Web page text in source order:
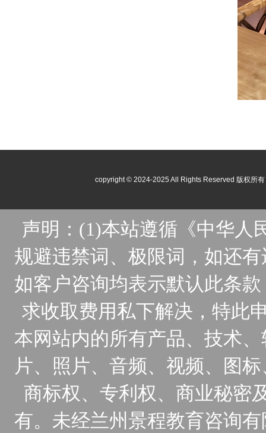
copyright © 2024-2025 All Rights Reserved 版权所
声明：(1)本站遵循《中华人
规避违禁词、极限词，如还
如客户咨询均表示默认此条
求收取费用私下解决，特此
本网站内的所有产品、技术
片、照片、音频、视频、图
商标权、专利权、商业秘密
有。未经兰州景程教育咨询